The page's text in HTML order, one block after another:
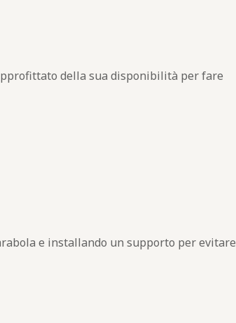
della sua disponibilità per fare
e installando un supporto per evitare